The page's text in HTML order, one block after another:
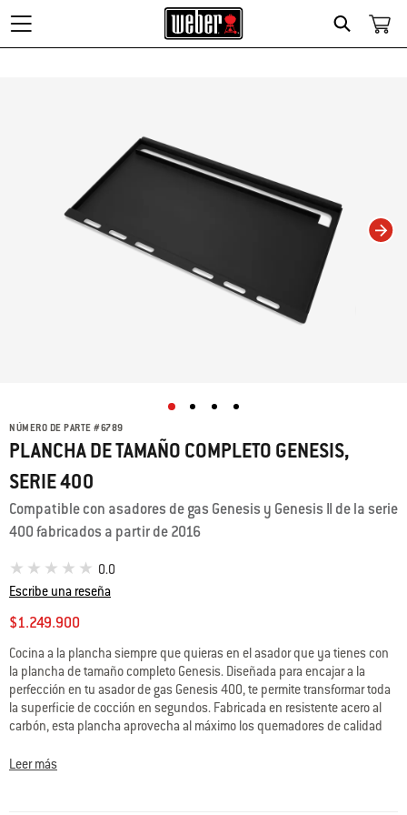
Search
NÚMERO DE PARTE #6789
PLANCHA DE TAMAÑO COMPLETO GENESIS,
SERIE 400
Compatible con asadores de gas Genesis y Genesis II de la serie
400 fabricados a partir de 2016
0.0
Escribe una reseña
$1.249.900
Cocina a la plancha siempre que quieras en el asador que ya tienes con
la plancha de tamaño completo Genesis. Diseñada para encajar a la
perfección en tu asador de gas Genesis 400, te permite transformar toda
la superficie de cocción en segundos. Fabricada en resistente acero al
carbón, esta plancha aprovecha al máximo los quemadores de calidad
extremo. Desde hot cakes hasta huevos, fajitas y verduras, tendrás el
Leer más